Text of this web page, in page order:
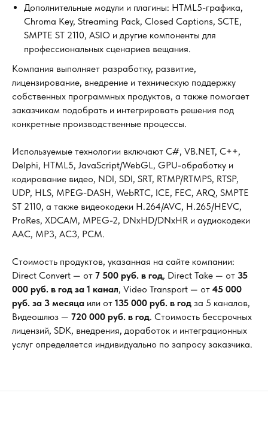
Дополнительные модули и плагины: HTML5-графика,
Chroma Key, Streaming Pack, Closed Captions, SCTE,
SMPTE ST 2110, ASIO и другие компоненты для
профессиональных сценариев вещания.
Компания выполняет разработку, развитие,
лицензирование, внедрение и техническую поддержку
собственных программных продуктов, а также помогает
заказчикам подобрать и интегрировать решения под
конкретные производственные процессы.
Используемые технологии включают C#, VB.NET, C++,
Delphi, HTML5, JavaScript/WebGL, GPU-обработку и
кодирование видео, NDI, SDI, SRT, RTMP/RTMPS, RTSP,
UDP, HLS, MPEG-DASH, WebRTC, ICE, FEC, ARQ, SMPTE
ST 2110, а также видеокодеки H.264/AVC, H.265/HEVC,
ProRes, XDCAM, MPEG-2, DNxHD/DNxHR и аудиокодеки
AAC, MP3, AC3, PCM.
Стоимость продуктов, указанная на сайте компании:
Direct Convert — от 7 500 руб. в год, Direct Take — от 35
000 руб. в год за 1 канал, Video Transport — от 45 000
руб. за 3 месяца или от 135 000 руб. в год за 5 каналов,
Видеошлюз — 720 000 руб. в год. Стоимость бессрочных
лицензий, SDK, внедрения, доработок и интеграционных
услуг определяется индивидуально по запросу заказчика.